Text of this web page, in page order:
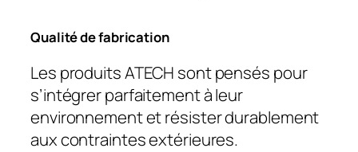
Qualité de fabrication
Les produits ATECH sont pensés pour
s’intégrer parfaitement à leur
environnement etrésister durablement
aux contraintes extérieures.